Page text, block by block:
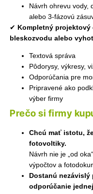
Návrh ohrevu vody,
alebo 3-fázovú
✔ Kompletný projektový
bleskozvodu alebo
Textová správa
Pôdorysy, výkresy,
Odporúčania pre
Pripravené ako
výber firmy
Prečo si firmy
Chcú mať istotu,
fotovoltiky.
Návrh nie je „od
výpočtov a
Dostanú nezávislý
odporúčanie